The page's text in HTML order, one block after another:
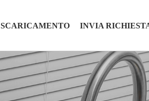
SCARICAMENTO INVIA